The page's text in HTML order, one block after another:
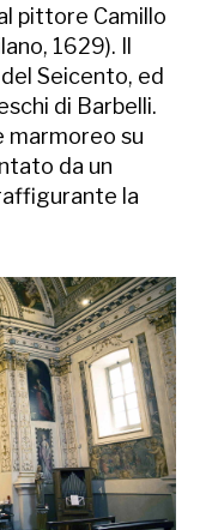
pittore Camillo
1629). Il
Seicento, ed
di Barbelli.
marmoreo su
da un
la